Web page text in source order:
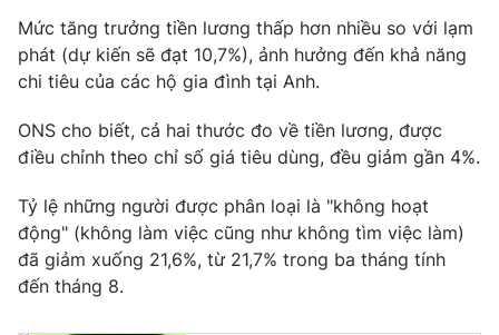
Mức tăng trưởng tiền lương thấp hơn nhiều so với lạm
phát (dự kiến ​​​​sẽ đạt 10,7%), ảnh hưởng đến khả năng
chi tiêu của các hộ gia đình tại Anh.
ONS cho biết, cả hai thước đo về tiền lương, được
điều chỉnh theo chỉ số giá tiêu dùng, đều giảm gần 4%.
Tỷ lệ những người được phân loại là "không hoạt
động" (không làm việc cũng như không tìm việc làm)
đã giảm xuống 21,6%, từ 21,7% trong ba tháng tính
đến tháng 8.